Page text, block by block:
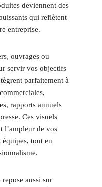
deviennent des
qui reflètent
entreprise.
ouvrages ou
servir vos objectifs
parfaitement à
rapports annuels
Ces visuels
l’ampleur de vos
équipes, tout en
aussi sur